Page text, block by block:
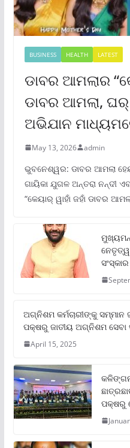
BUSINESS HEALTH LATEST
ଡାବର ଆମଲାର
ଡାବର ଆମଲା, ଘର୍
ଅଭିଯାନ
May 13, 2026 admin
ଭୁବନେଶ୍ୱର: ଡାବର ଆମଲା
ଗାୟିକା ଯୁଗଳ ଅନ୍ତରା ନନ୍ଦୀ
“କେୟାର୍ ୱାହାଁ ଜହାଁ ଡାବର
ଅଗ୍ନିଶମ କର୍ମଚାରୀଙ୍କୁ
ପକ୍ଷରୁ ଜାତୀୟ ଅଗ୍ନିଶମ ସେବା
April 15, 2025
ପକ୍ଷରୁ